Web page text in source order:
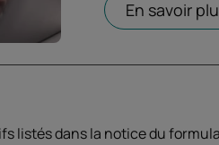
En savoir
listés dans la notice du